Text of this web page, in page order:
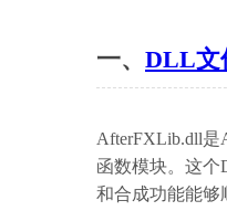
一、 DLL文
AfterFXLib.dll是
函数模块。这个
和合成功能能够